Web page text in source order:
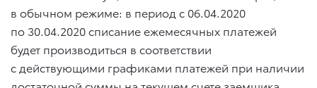
в обычном режиме: в период с 06.04.2020
по 30.04.2020списание ежемесячных платежей
будет производиться в соответствии
с действующими графиками платежей при наличии